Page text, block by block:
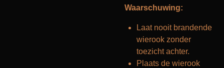
Waarschuwing:
Laat nooit brandende
wierook zonder
toezicht achter.
Plaats de wierook